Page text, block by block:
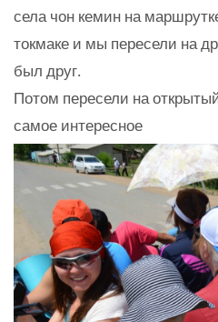
села чон кемин на
токмаке и мы пересели на
был друг.
Потом пересели на
самое интересное